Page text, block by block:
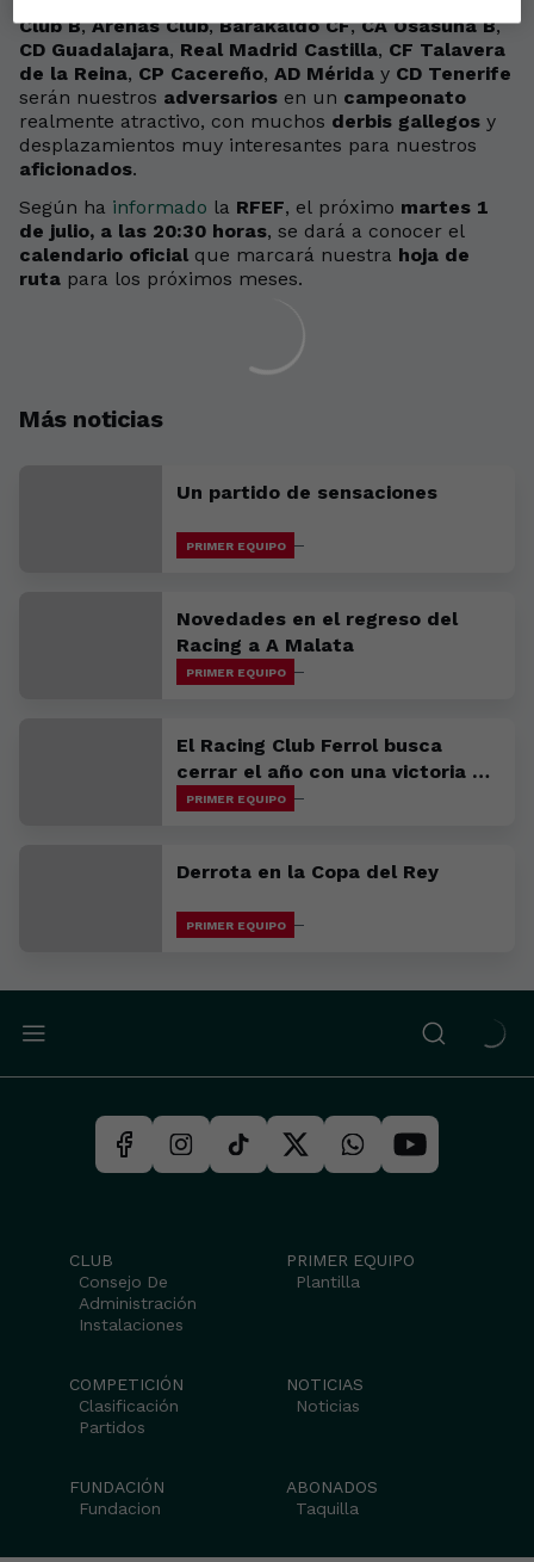
Club B,Arenas Club,Barakaldo CF,CA Osasuna B,
CD Guadalajara, Real Madrid Castilla, CF Talavera
de la Reina, CP Cacereño, AD Mérida y CD Tenerife
serán nuestros adversarios en un campeonato
realmente atractivo, con muchos derbis gallegos y
desplazamientos muy interesantes para nuestros
aficionados.
Según ha informado la RFEF, el próximo martes 1
de julio, a las 20:30 horas, se dará a conocer el
calendario oficial que marcará nuestra hoja de
ruta para los próximos meses.
Más noticias
Un partido de sensaciones
PRIMER EQUIPO
Novedades en el regreso del
Racing a A Malata
PRIMER EQUIPO
El Racing Club Ferrol busca
cerrar el año con una victoria en
Avilés
PRIMER EQUIPO
Derrota en la Copa del Rey
PRIMER EQUIPO
CLUB
Consejo De
Administración
Instalaciones
PRIMER EQUIPO
Plantilla
COMPETICIÓN
Clasificación
Partidos
NOTICIAS
Noticias
FUNDACIÓN
Fundacion
ABONADOS
Taquilla